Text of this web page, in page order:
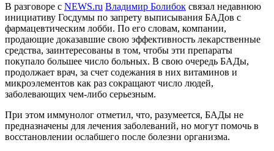
В разговоре с NEWS.ru Владимир Болибок связал недавнюю
инициативу Госдумы по запрету выписывания БАДов с
фармацевтическим лобби. По его словам, компании,
продающие доказавшие свою эффективность лекарственные
средства, заинтересованы в том, чтобы эти препараты
покупало большее число больных. В свою очередь БАДы,
продолжает врач, за счет содежания в них витаминов и
микроэлементов как раз сокращают число людей,
заболевающих чем-либо серьезным.
При этом иммунолог отметил, что, разумеется, БАДы не
предназначены для лечения заболеваний, но могут помочь в
восстановлении ослабшего после болезни организма.